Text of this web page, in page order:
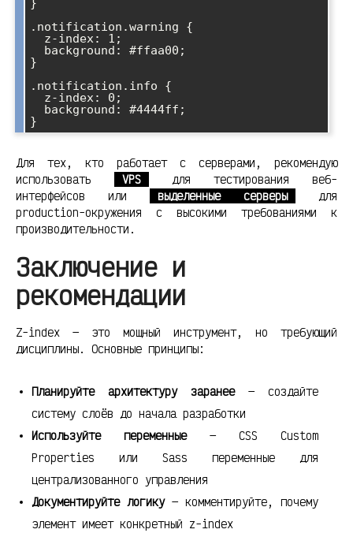
}
.notification.warning {
}
.notification.info {
Для тех, кто работает с серверами, рекомендую
использовать
VPS
для тестирования веб-
интерфейсов или
выделенные серверы
для
production-окружения с высокими требованиями к
производительности.
Заключение и
рекомендации
Z-index — это мощный инструмент, но требующий
дисциплины. Основные принципы:
Планируйте архитектуру заранее— создайте
систему слоёв до начала разработки
Используйте переменные— CSS Custom
Properties или Sass переменные для
централизованного управления
Документируйте логику— комментируйте, почему
элемент имеет конкретный z-index